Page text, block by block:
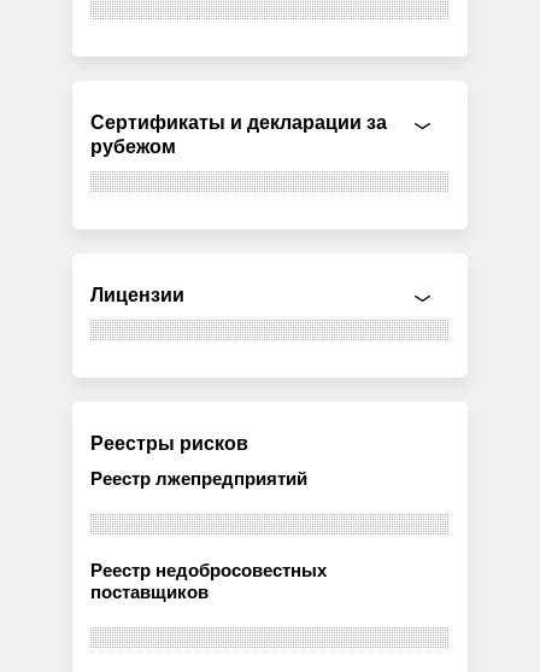
Сертификаты и декларации за
рубежом
Лицензии
Реестры рисков
Реестр лжепредприятий
Реестр недобросовестных
поставщиков